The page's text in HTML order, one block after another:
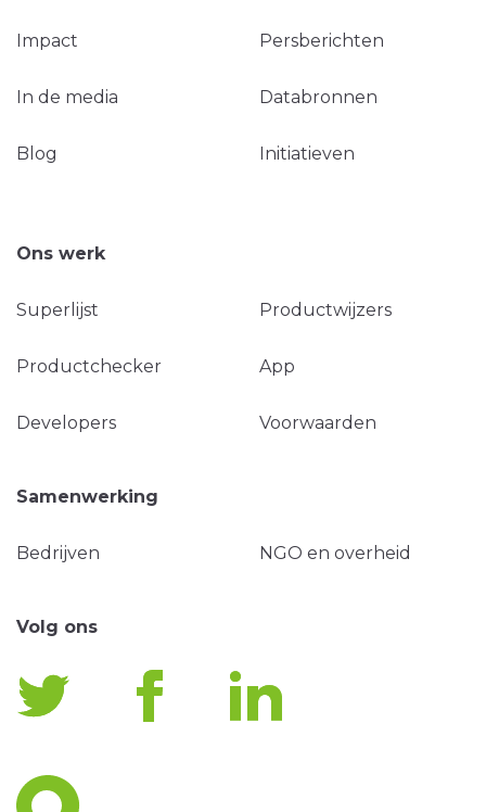
Impact Persberichten
In de media Databronnen
Blog Initiatieven
Ons werk
Superlijst Productwijzers
Productchecker App
Developers Voorwaarden
Samenwerking
Bedrijven NGO en overheid
Volg ons